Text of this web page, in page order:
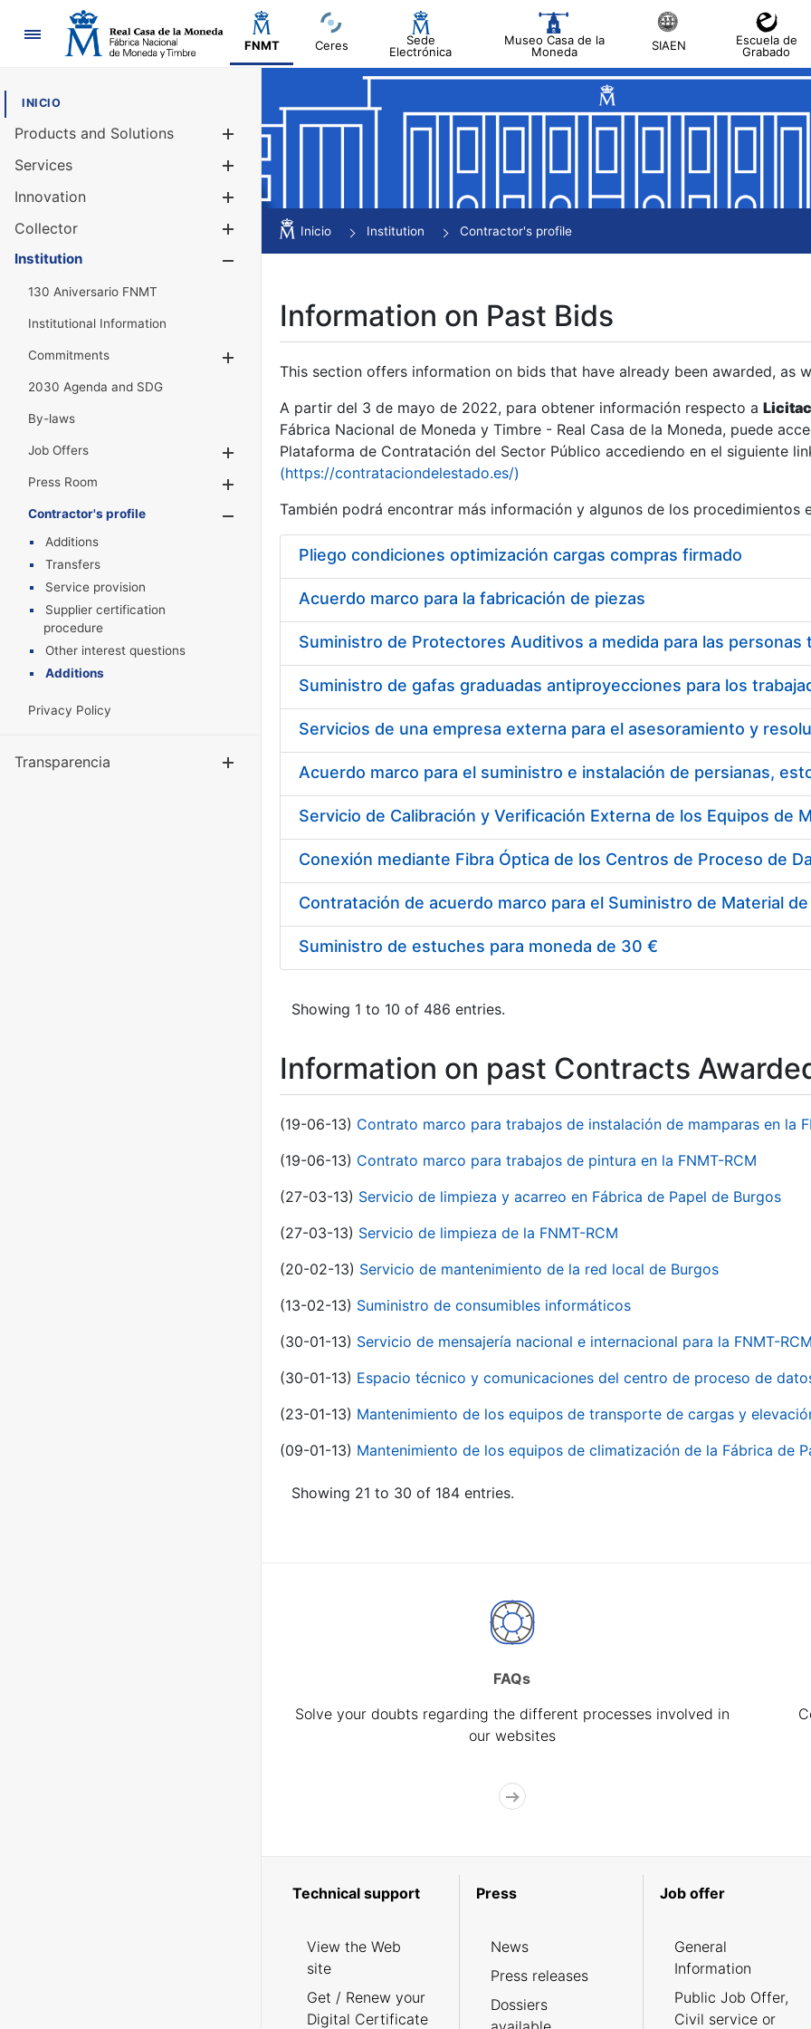
Navigation
FNMT Ceres
Sede
Electrónica
Museo Casa de la
Moneda
SIAEN
Escuela de
Grabado
INICIO
Products and Solutions
Services
Innovation
Collector
Show/Hide
Institution
130 Aniversario FNMT
Institutional Information
Commitments
2030 Agenda and SDG
By-laws
Job Offers
Show/Hide
Press Room
Show/Hide
Contractor's profile
Show/Hide
Additions
Transfers
Service provision
Supplier certification
procedure
Other interest questions
Additions
Privacy Policy
Transparencia Show/Hide
Inicio Institution Contractor's profile
Information on Past Bids
This section offers information on bids that have already been awarded, as
A partir del 3 de mayo de 2022, para obtener información respecto a
Fábrica Nacional de Moneda y Timbre - Real Casa de la Moneda, puede
Plataforma de Contratación del Sector Público accediendo en el siguiente
(https://contrataciondelestado.es/)
También podrá encontrar más información y algunos de los procedimientos
Pliego condiciones optimización cargas compras firmado
Acuerdo marco para la fabricación de piezas
Acuerdo marco para el suministro e instalación de persianas,
Suministro de estuches para moneda de 30 €
Showing 1 to 10 of 486 entries.
Information on past Contracts
(19-06-13) Contrato marco para trabajos de instalación de mamparas en la
(19-06-13) Contrato marco para trabajos de pintura en la FNMT-RCM
(27-03-13) Servicio de limpieza y acarreo en Fábrica de Papel de Burgos
(27-03-13) Servicio de limpieza de la FNMT-RCM
(20-02-13) Servicio de mantenimiento de la red local de Burgos
(13-02-13) Suministro de consumibles informáticos
(30-01-13) Servicio de mensajería nacional e internacional para la FNMT-
(30-01-13) Espacio técnico y comunicaciones del centro de proceso de
(23-01-13) Mantenimiento de los equipos de transporte de cargas y
(09-01-13) Mantenimiento de los equipos de climatización de la Fábrica de
Showing 21 to 30 of 184 entries.
FAQs
Solve your doubts regarding the different processes involved in
our websites
Technical support
View the Web
site
Get / Renew your
Digital Certificate
Press
News
Press releases
Dossiers
Job offer
General
Information
Public Job Offer,
Civil service or